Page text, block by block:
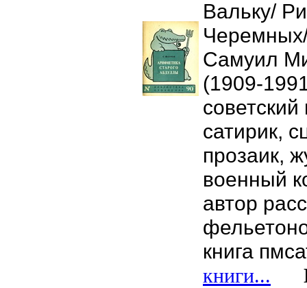
Вальку/
Самуил
(1909-
сатирик,
прозаик,
военный
автор
книга
книги...